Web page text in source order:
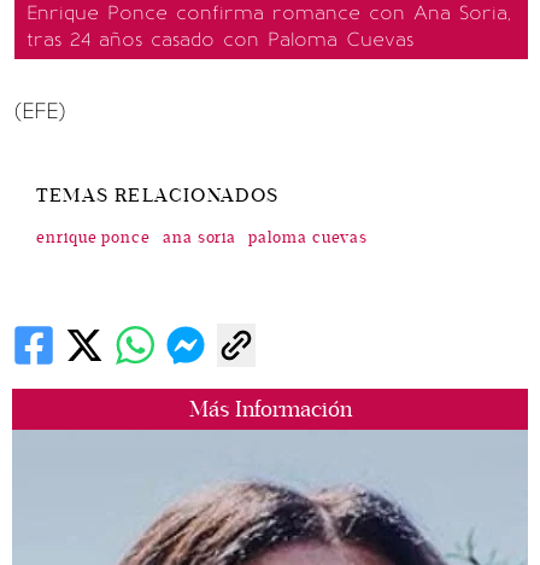
Más Información
Enrique Ponce confirma romance con Ana Soria,
tras 24 años casado con Paloma Cuevas
(EFE)
TEMAS RELACIONADOS
enrique ponce ana soria paloma cuevas